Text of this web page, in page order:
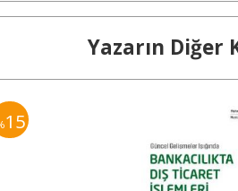
Yazarın Diğer
15